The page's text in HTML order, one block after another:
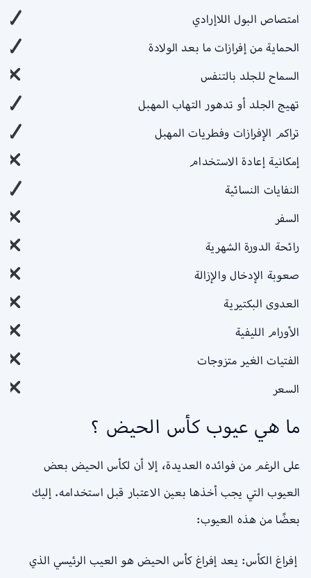
امتصاص البول اللاإرادي
الحماية من إفرازات ما بعد الولادة
السماح للجلد بالتنفس
تهيج الجلد أو تدهور التهاب المهبل
تراكم الإفرازات وفطريات المهبل
إمكانية إعادة الاستخدام
النفايات النسائية
السفر
رائحة الدورة الشهرية
صعوبة الإدخال والإزالة
العدوى البكتيرية
الأورام الليفية
الفتيات الغير متزوجات
السعر
ما هي عيوب كأس الحيض ؟
على الرغم من فوائده العديدة، إلا أن لكأس الحيض بعض
العيوب التي يجب أخذها بعين الاعتبار قبل استخدامه. إليك
بعضًا من هذه العيوب:
إفراغ الكأس: يعد إفراغ كأس الحيض هو العيب الرئيسي الذي